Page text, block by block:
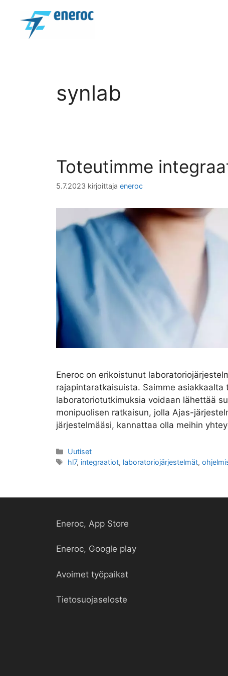
sisältöön
synlab
Toteutimme
5.7.2023 kirjoittaja eneroc
Eneroc on erikoistunut
rajapintaratkaisuista. Saimme
laboratoriotutkimuksia voidaan lähettää
monipuolisen ratkaisun, jolla Ajas-
järjestelmääsi, kannattaa olla meihin
Kategoriat
Uutiset
Avainsanat
hl7, integraatiot, laboratoriojärjestelmät,
Eneroc, App Store
Eneroc, Google play
Avoimet työpaikat
Tietosuojaseloste